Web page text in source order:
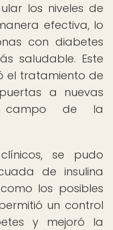
los niveles de
efectiva, lo
con diabetes
saludable. Este
el tratamiento de
a nuevas
campo de la
se pudo
de insulina
los posibles
un control
y mejoró la